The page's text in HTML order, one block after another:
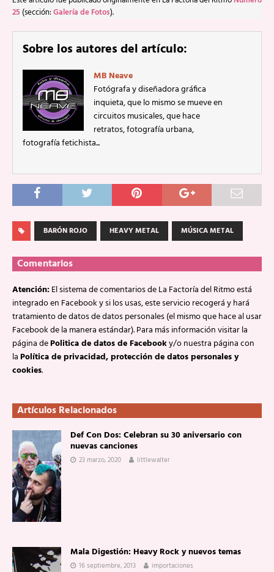
25 (sección:Galería de Fotos).
Sobre los autores del artículo:
MB Neave
Fotógrafa y diseñadora gráfica
inquieta, que lo mismo se mueve en
circuitos musicales, que hace
retratos, fotografía urbana,
fotografía fetichista...
BARÓN ROJO HEAVY METAL MÚSICA METAL
Comentarios
Atención:El sistema de comentarios de La Factoría del Ritmo está
integrado en Facebook y si los usas, este servicio recogerá y hará
tratamiento de datos de datos personales (el mismo que hace al usar
Facebook de la manera estándar). Para más información visitar la
página dePolitica de datos de Facebooky/o nuestra página con
laPolítica de privacidad, protección de datos personales y
cookies.
Artículos Relacionados
Def Con Dos: Celebran su 30 aniversario con
nuevas canciones
23 marzo, 2020 littlewalter
Mala Digestión: Heavy Rock y nuevos temas
16 septiembre, 2013 importaciones